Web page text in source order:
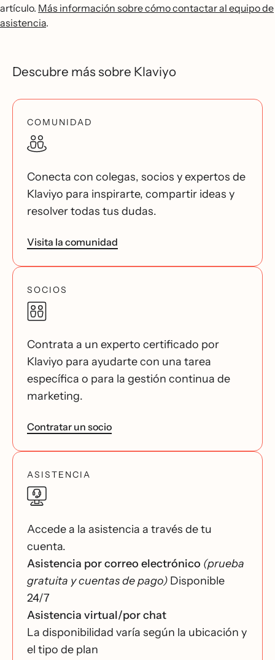
artículo. Más información sobre cómo contactar al equipo de
asistencia.
Descubre más sobre Klaviyo
COMUNIDAD
Conecta con colegas, socios y expertos de
Klaviyo para inspirarte, compartir ideas y
resolver todas tus dudas.
Visita la comunidad
SOCIOS
Contrata a un experto certificado por
Klaviyo para ayudarte con una tarea
específica o para la gestión continua de
marketing.
Contratar un socio
ASISTENCIA
Accede a la asistencia a través de tu
cuenta.
Asistencia por correo electrónico (prueba
gratuita y cuentas de pago) Disponible
24/7
Asistencia virtual/por chat
La disponibilidad varía según la ubicación y
el tipo de plan